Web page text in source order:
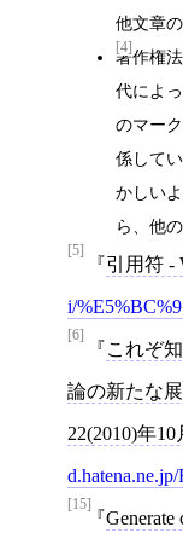
他文章
[4]
著作権
代によ
のマー
係して
かしい
ら、他
[5]
引用符 -
i/
[6]
これぞ
論の新たな
22(2010)年
[15]
Generate